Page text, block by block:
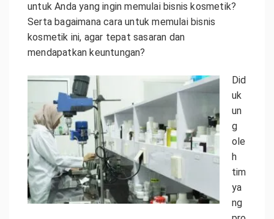
untuk Anda yang ingin memulai bisnis kosmetik?
Serta bagaimana cara untuk memulai bisnis
kosmetik ini, agar tepat sasaran dan
mendapatkan keuntungan?
Did
uk
un
g
ole
h
tim
ya
ng